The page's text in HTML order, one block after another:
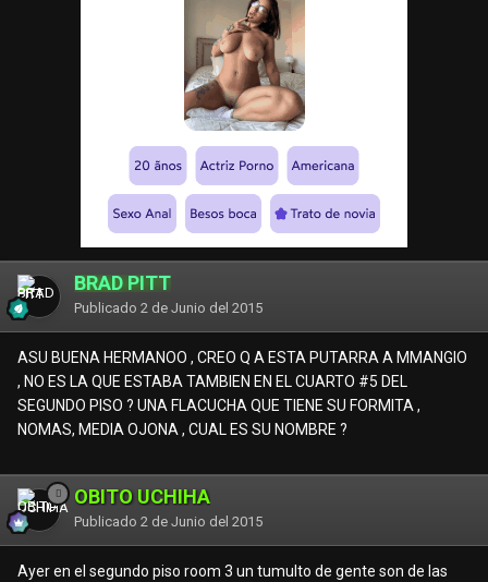
BRAD PITT
Publicado 2 de Junio del 2015
ASU BUENA HERMANOO , CREO Q A ESTA PUTARRA A MMANGIO
, NO ES LA QUE ESTABA TAMBIEN EN EL CUARTO #5 DEL
SEGUNDO PISO ? UNA FLACUCHA QUE TIENE SU FORMITA ,
NOMAS, MEDIA OJONA , CUAL ES SU NOMBRE ?
OBITO UCHIHA
Publicado 2 de Junio del 2015
Ayer en el segundo piso room 3 un tumulto de gente son de las